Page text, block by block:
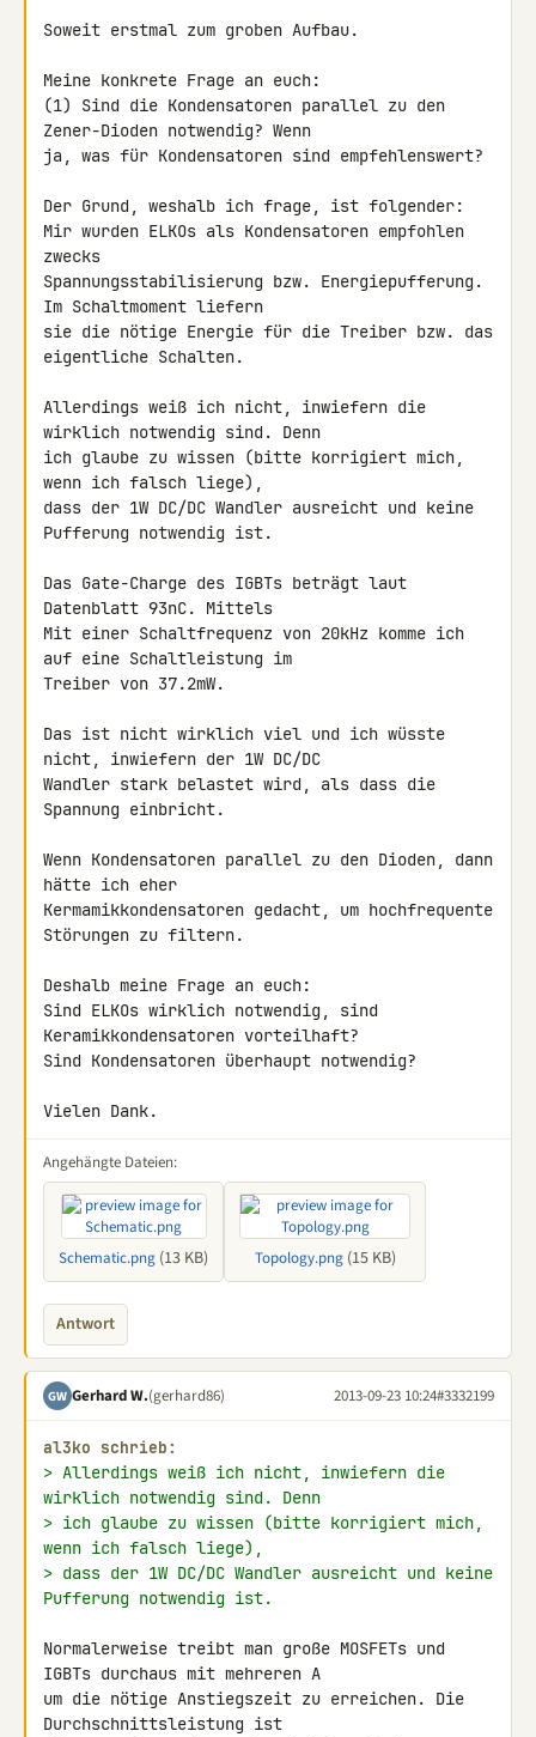
Soweit erstmal zum groben Aufbau.
Meine konkrete Frage an euch:
(1) Sind die Kondensatoren parallel zu den
Zener-Dioden notwendig? Wenn
ja, was für Kondensatoren sind empfehlenswert?
Der Grund, weshalb ich frage, ist folgender:
Mir wurden ELKOs als Kondensatoren empfohlen
zwecks
Spannungsstabilisierung bzw. Energiepufferung.
Im Schaltmoment liefern
sie die nötige Energie für die Treiber bzw. das
eigentliche Schalten.
Allerdings weiß ich nicht, inwiefern die
wirklich notwendig sind. Denn
ich glaube zu wissen (bitte korrigiert mich,
wenn ich falsch liege),
dass der 1W DC/DC Wandler ausreicht und keine
Pufferung notwendig ist.
Das Gate-Charge des IGBTs beträgt laut
Datenblatt 93nC. Mittels
Mit einer Schaltfrequenz von 20kHz komme ich
auf eine Schaltleistung im
Treiber von 37.2mW.
Das ist nicht wirklich viel und ich wüsste
nicht, inwiefern der 1W DC/DC
Wandler stark belastet wird, als dass die
Spannung einbricht.
Wenn Kondensatoren parallel zu den Dioden, dann
hätte ich eher
Kermamikkondensatoren gedacht, um hochfrequente
Störungen zu filtern.
Deshalb meine Frage an euch:
Sind ELKOs wirklich notwendig, sind
Keramikkondensatoren vorteilhaft?
Sind Kondensatoren überhaupt notwendig?
Vielen Dank.
Angehängte Dateien:
Schematic.png (13 KB) Topology.png(15 KB)
Antwort
GW Gerhard W.(gerhard86) 2013-09-23 10:24#3332199
al3ko schrieb:
> Allerdings weiß ich nicht, inwiefern die
wirklich notwendig sind. Denn
> ich glaube zu wissen (bitte korrigiert mich,
wenn ich falsch liege),
> dass der 1W DC/DC Wandler ausreicht und keine
Pufferung notwendig ist.
Normalerweise treibt man große MOSFETs und
IGBTs durchaus mit mehreren A
um die nötige Anstiegszeit zu erreichen. Die
Durchschnittsleistung ist